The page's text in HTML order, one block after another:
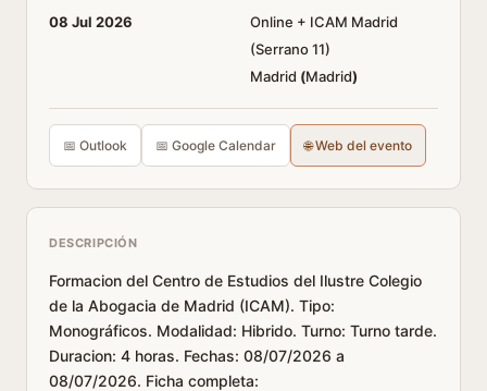
08 Jul 2026
Online + ICAM Madrid
(Serrano 11)
Madrid (Madrid)
📅 Outlook 📅 Google Calendar 🌐 Web del evento
DESCRIPCIÓN
Formacion del Centro de Estudios del Ilustre Colegio
de la Abogacia de Madrid (ICAM). Tipo:
Monográficos. Modalidad: Hibrido. Turno: Turno tarde.
Duracion: 4 horas. Fechas: 08/07/2026 a
08/07/2026. Ficha completa: